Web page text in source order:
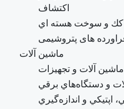
اکتشاف
كك و سوخت هسته اي
های پتروشیمی
ماشین آلات
ماشين آلات و تجهيزات
و دستگاه‌هاي برقي
اپتيکي و اندازه‌گيري